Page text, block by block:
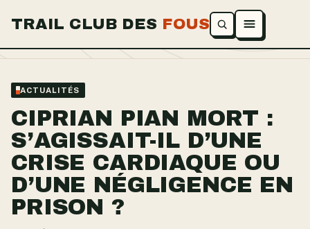
TRAIL CLUB DES FOUS Ouvrir le menu
ACTUALITÉS
CIPRIAN PIAN MORT :
S’AGISSAIT-IL D’UNE
CRISE CARDIAQUE OU
D’UNE NÉGLIGENCE EN
PRISON ?